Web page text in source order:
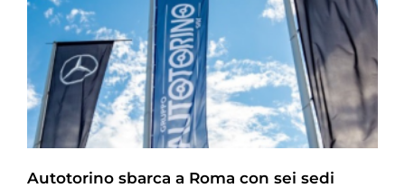
Autotorino sbarca a Roma con sei sedi